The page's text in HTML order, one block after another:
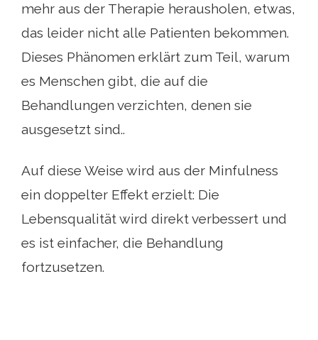
mehr aus der Therapie herausholen, etwas,
das leider nicht alle Patienten bekommen.
Dieses Phänomen erklärt zum Teil, warum
es Menschen gibt, die auf die
Behandlungen verzichten, denen sie
ausgesetzt sind..
Auf diese Weise wird aus der Minfulness
ein doppelter Effekt erzielt: Die
Lebensqualität wird direkt verbessert und
es ist einfacher, die Behandlung
fortzusetzen.